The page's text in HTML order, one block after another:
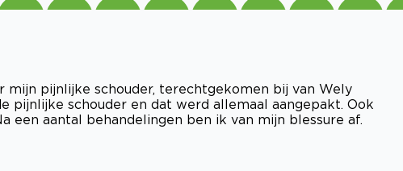
pijnlijke schouder, terechtgekomen bij van Wely
pijnlijke schouder en dat werd allemaal aangepakt. Ook
een aantal behandelingen ben ik van mijn blessure af.